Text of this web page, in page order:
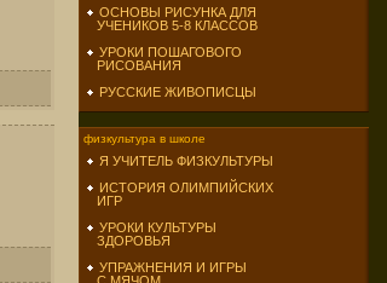
ОСНОВЫ РИСУНКА ДЛЯ
УЧЕНИКОВ 5-8 КЛАССОВ
УРОКИ ПОШАГОВОГО
РИСОВАНИЯ
РУССКИЕ ЖИВОПИСЦЫ
физкультура в школе
Я УЧИТЕЛЬ ФИЗКУЛЬТУРЫ
ИСТОРИЯ ОЛИМПИЙСКИХ
ИГР
УРОКИ КУЛЬТУРЫ
ЗДОРОВЬЯ
УПРАЖНЕНИЯ И ИГРЫ